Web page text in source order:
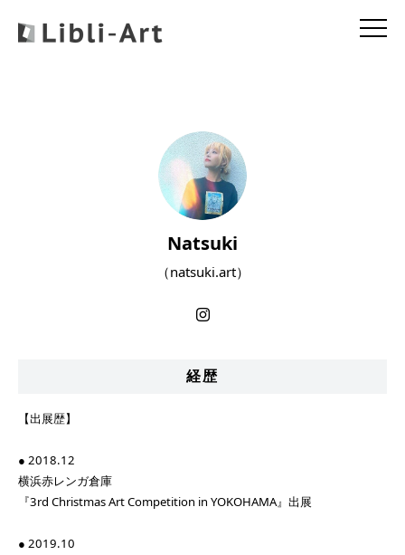
Natsuki
（natsuki.art）
経歴
【出展歴】
● 2018.12
横浜赤レンガ倉庫
『3rd Christmas Art Competition in YOKOHAMA』出展
● 2019.10